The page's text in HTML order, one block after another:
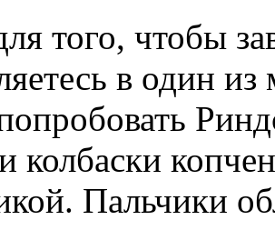
того, чтобы
в один
колбаски
Пальчики